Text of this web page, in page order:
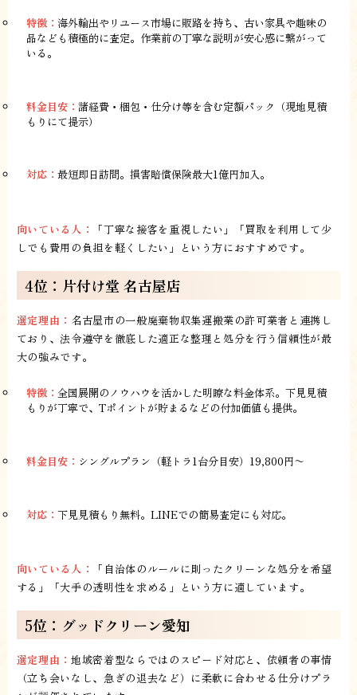
特徴： 海外輸出やリユース市場に販路を持ち、古い家具や趣味の
品なども積極的に査定。作業前の丁寧な説明が安心感に繋がって
いる。
料金目安： 諸経費・梱包・仕分け等を含む定額パック（現地見積
もりにて提示）
対応： 最短即日訪問。損害賠償保険最大1億円加入。
向いている人：
「丁寧な接客を重視したい」「買取を利用して少
しでも費用の負担を軽くしたい」という方におすすめです。
4位：片付け堂 名古屋店
選定理由： 名古屋市の一般廃棄物収集運搬業の許可業者と連携し
ており、法令遵守を徹底した適正な整理と処分を行う信頼性が最
大の強みです。
特徴： 全国展開のノウハウを活かした明瞭な料金体系。下見見積
もりが丁寧で、Tポイントが貯まるなどの付加価値も提供。
料金目安： シングルプラン（軽トラ1台分目安）19,800円〜
対応： 下見見積もり無料。LINEでの簡易査定にも対応。
向いている人：
「自治体のルールに則ったクリーンな処分を希望
する」「大手の透明性を求める」という方に適しています。
5位：グッドクリーン愛知
選定理由： 地域密着型ならではのスピード対応と、依頼者の事情
（立ち会いなし、急ぎの退去など）に柔軟に合わせる仕分けプラ